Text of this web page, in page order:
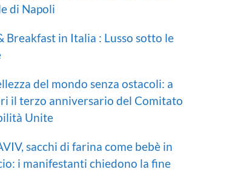
di Napoli
Breakfast in Italia : Lusso sotto le
del mondo senza ostacoli: a
il terzo anniversario del Comitato
Unite
sacchi di farina come bebè in
i manifestanti chiedono la fine